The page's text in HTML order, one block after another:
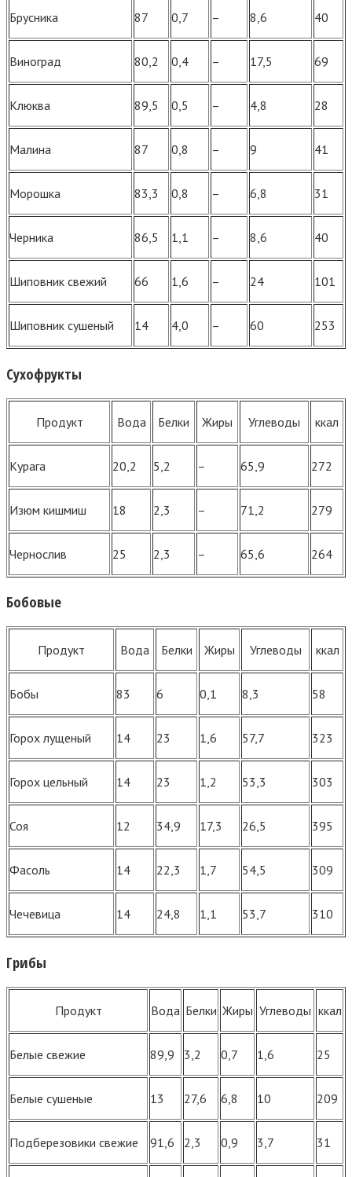
Брусника 87 0,7 – 8,6 40
Виноград 80,2 0,4 – 17,5 69
Клюква 89,5 0,5 – 4,8 28
Малина 87 0,8 – 9 41
Морошка 83,3 0,8 – 6,8 31
Черника 86,5 1,1 – 8,6 40
Шиповник свежий 66 1,6 – 24 101
Шиповник сушеный 14 4,0 – 60 253
Сухофрукты
Продукт Вода Белки Жиры Углеводы ккал
Курага 20,2 5,2 – 65,9 272
Изюм кишмиш 18 2,3 – 71,2 279
Чернослив 25 2,3 – 65,6 264
Бобовые
Продукт Вода Белки Жиры Углеводы ккал
Бобы 83 6 0,1 8,3 58
Горох лущеный 14 23 1,6 57,7 323
Горох цельный 14 23 1,2 53,3 303
Соя 12 34,9 17,3 26,5 395
Фасоль 14 22,3 1,7 54,5 309
Чечевица 14 24,8 1,1 53,7 310
Грибы
Продукт Вода Белки Жиры Углеводы ккал
Белые свежие 89,9 3,2 0,7 1,6 25
Белые сушеные 13 27,6 6,8 10 209
Подберезовики свежие 91,6 2,3 0,9 3,7 31